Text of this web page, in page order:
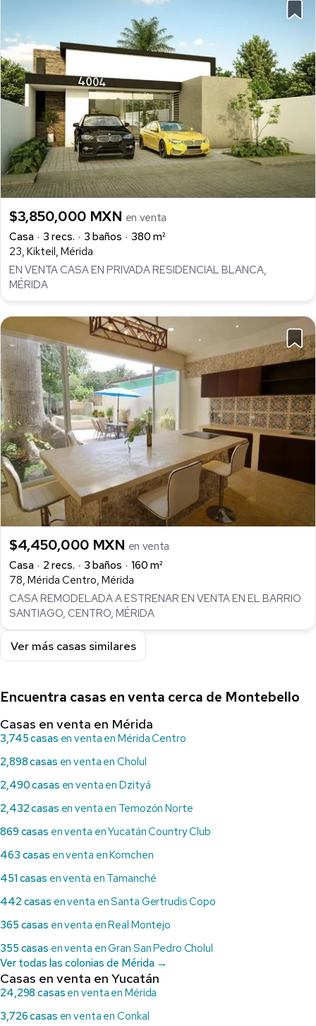
$3,850,000 MXN en venta
Casa
3 recs. 3 baños
380 m²
23, Kikteil, Mérida
EN VENTA CASA EN PRIVADA RESIDENCIAL BLANCA,
MÉRIDA
$4,450,000 MXN en venta
Casa
2 recs. 3 baños
160 m²
78, Mérida Centro, Mérida
CASA REMODELADA A ESTRENAR EN VENTA EN EL BARRIO
SANTIAGO, CENTRO, MÉRIDA
Ver más casas similares
Encuentra casas en venta cerca de Montebello
Casas en venta en Mérida
3,745 casas en venta en Mérida Centro
2,898 casas en venta en Cholul
2,490 casas en venta en Dzityá
2,432 casas en venta en Temozón Norte
869 casas en venta en Yucatán Country Club
463 casas en venta en Komchen
451 casas en venta en Tamanché
442 casas en venta en Santa Gertrudis Copo
365 casas en venta en Real Montejo
355 casas en venta en Gran San Pedro Cholul
Ver todas las colonias de Mérida →
Casas en venta en Yucatán
24,298 casas en venta en Mérida
3,726 casas en venta en Conkal